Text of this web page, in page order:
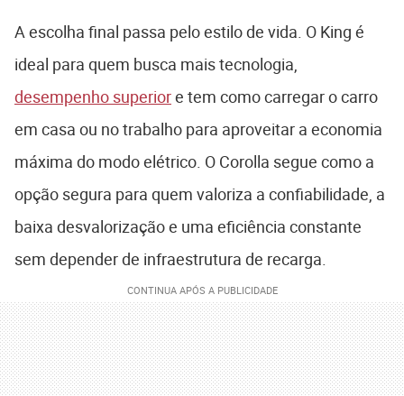
A escolha final passa pelo estilo de vida. O King é
ideal para quem busca mais tecnologia,
desempenho superiore tem como carregar o carro
em casa ou no trabalho para aproveitar a economia
máxima do modo elétrico. O Corolla segue como a
opção segura para quem valoriza a confiabilidade, a
baixa desvalorização e uma eficiência constante
sem depender de infraestrutura de recarga.